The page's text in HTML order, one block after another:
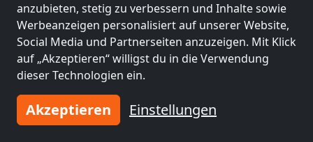
anzubieten, stetig zu verbessern und Inhalte sowie
Werbeanzeigen personalisiert auf unserer Website,
Social Media und Partnerseiten anzuzeigen. Mit Klick
auf „Akzeptieren“ willigst du in die Verwendung
dieser Technologien ein.
Akzeptieren Einstellungen